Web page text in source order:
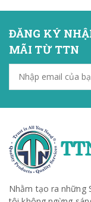
ĐĂNG KÝ
MÃI TỪ TTN
Nhằm tạo ra những